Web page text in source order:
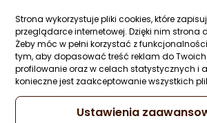
Strona wykorzystuje pliki cookies, które
przeglądarce internetowej. Dzięki nim strona
Żeby móc w pełni korzystać z
tym, aby dopasować treść reklam do Twoich
profilowanie oraz w celach statystycznych i
konieczne jest zaakceptowanie wszystkich
Ustawienia